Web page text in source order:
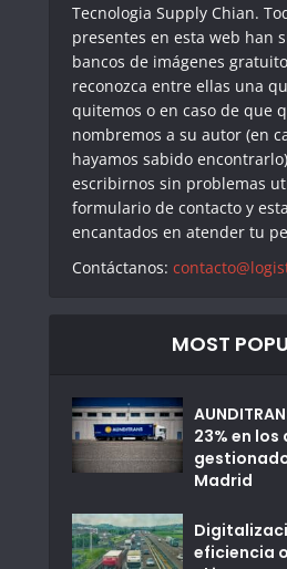
Tecnologia Supply Chian.
presentes en esta web han
bancos de imágenes
reconozca entre ellas una
quitemos o en caso de que
nombremos a su autor (en
hayamos sabido
escribirnos sin problemas
formulario de contacto y
encantados en atender tu
Contáctanos:
MOST
23% en
Madrid
eficiencia